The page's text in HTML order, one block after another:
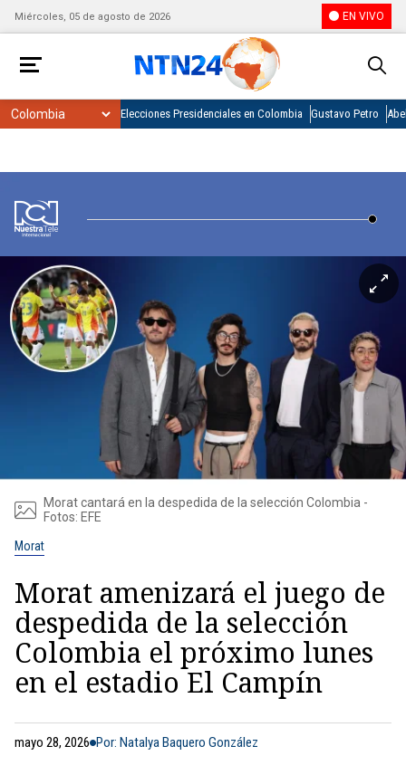
Miércoles, 05 de agosto de 2026 EN VIVO
Elecciones Presidenciales en Colombia Gustavo Petro
Morat cantará en la despedida de la selección Colombia -
Fotos: EFE
Morat
Morat amenizará el juego de
despedida de la selección
Colombia el próximo lunes
en el estadio El Campín
mayo 28, 2026 Por: Natalya Baquero González